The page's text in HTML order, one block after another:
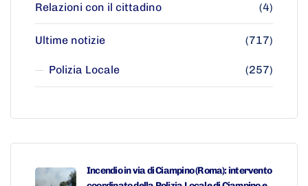
Relazioni con il cittadino (4)
Ultime notizie (717)
Polizia Locale (257)
Incendio in via di Ciampino (Roma): intervento